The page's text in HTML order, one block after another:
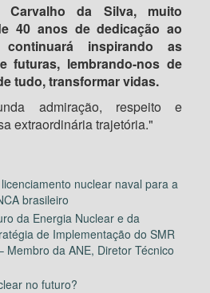
Carvalho da Silva, muito
40 anos de dedicação ao
inspirando as
futuras, lembrando-nos de
tudo, transformar vidas.
admiração, respeito e
extraordinária trajetória."
nuclear naval para a
brasileiro
da Energia Nuclear e da
de Implementação do SMR
Membro da ANE, Diretor Técnico
no futuro?